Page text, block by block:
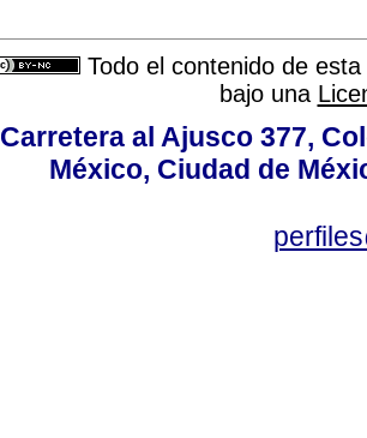
Todo el contenido de
bajo una
Carretera al Ajusco 377,
México, Ciudad de